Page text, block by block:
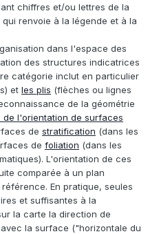
chiffres et/ou lettres de la
qui renvoie à la légende et à la
dans l'espace des
des structures indicatrices
catégorie inclut en particulier
et les plis (flèches ou lignes
de la géométrie
de l'orientation de surfaces
de stratification (dans les
de foliation (dans les
L'orientation de ces
comparée à un plan
En pratique, seules
et suffisantes à la
la carte la direction de
la surface ("horizontale du